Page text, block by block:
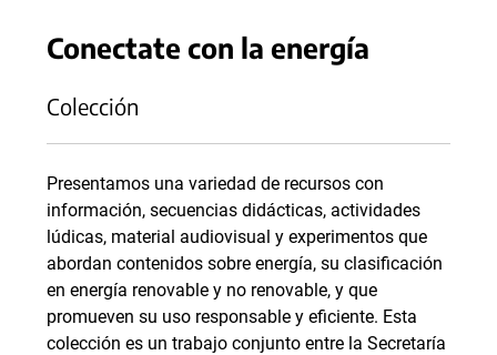
Conectate con la energía
Colección
Presentamos una variedad de recursos con
información, secuencias didácticas, actividades
lúdicas, material audiovisual y experimentos que
abordan contenidos sobre energía, su clasificación
en energía renovable y no renovable, y que
promueven su uso responsable y eficiente. Esta
colección es un trabajo conjunto entre la Secretaría